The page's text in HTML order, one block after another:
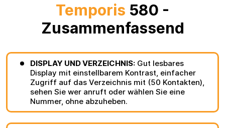
Temporis 580 -
Zusammenfassend
DISPLAY UND VERZEICHNIS: Gut lesbares
Display mit einstellbarem Kontrast, einfacher
Zugriff auf das Verzeichnis mit (50 Kontakten),
sehen Sie wer anruft oder wählen Sie eine
Nummer, ohne abzuheben.